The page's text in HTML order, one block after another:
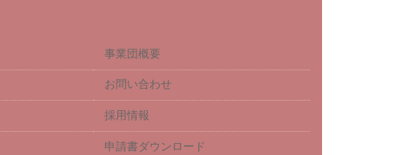
事業団概要
お問い合わせ
採用情報
申請書ダウンロード